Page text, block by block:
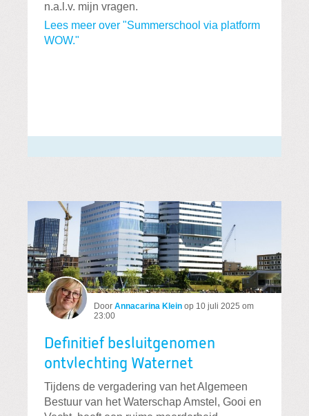
n.a.l.v. mijn vragen.
Lees meer over "Summerschool via platform
WOW."
Door Annacarina Klein op 10 juli 2025 om
23:00
Definitief besluitgenomen
ontvlechting Waternet
Tijdens de vergadering van het Algemeen
Bestuur van het Waterschap Amstel, Gooi en